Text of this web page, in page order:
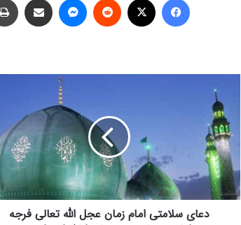
سلامتی
امام
زمان
عجل
الله
تعالی
فرجه
الشریف
دعای سلامتی امام زمان عجل الله تعالی فرجه